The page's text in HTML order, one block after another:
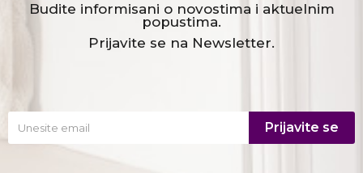
Budite informisani o novostima i aktuelnim
popustima.
Prijavite se na Newsletter.
Prijavite se